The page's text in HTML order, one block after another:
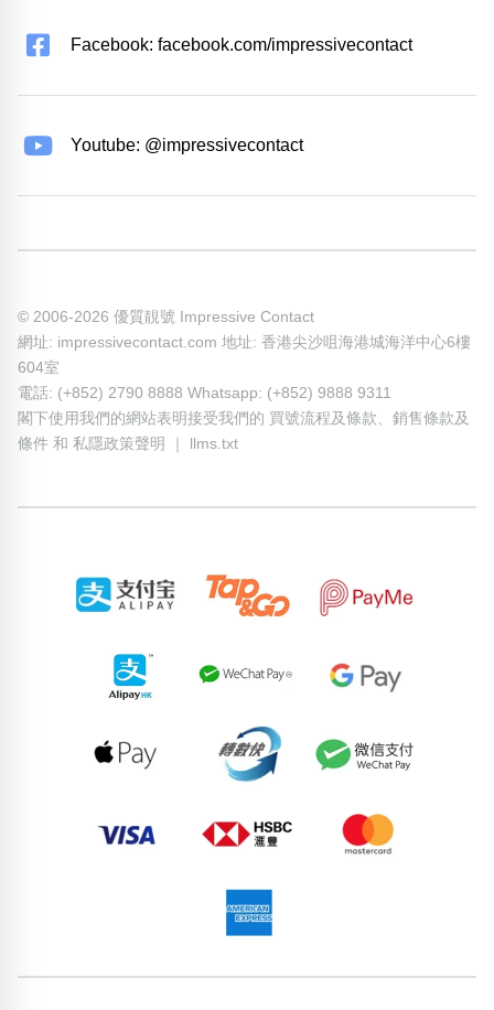
Facebook: facebook.com/impressivecontact
Youtube: @impressivecontact
© 2006-2026 優質靚號 Impressive Contact
網址: impressivecontact.com 地址: 香港尖沙咀海港城海洋中心6樓
604室
電話: (+852) 2790 8888 Whatsapp: (+852) 9888 9311
閣下使用我們的網站表明接受我們的 買號流程及條款
銷售條款及
條件 和 私隱政策聲明 llms.txt